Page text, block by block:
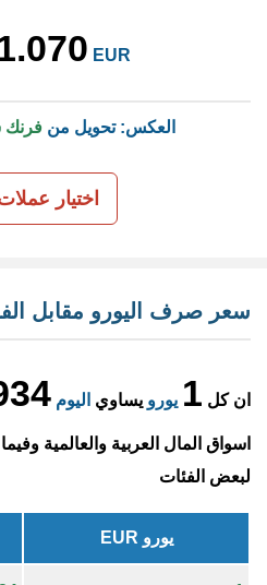
EUR
العكس: تحويل من
اختيار
سعر صرف اليورو مقابل
ان كل 1 يورو يساوي اليوم
اسواق المال العربية والعالمية
لبعض الفئات
يورو EUR